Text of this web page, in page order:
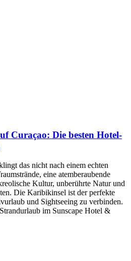
Curaçao: Die besten Hotel-
das nicht nach einem echten
eine atemberaubende
Kultur, unberührte Natur und
Die Karibikinsel ist der perfekte
und Sightseeing zu verbinden.
im Sunscape Hotel &